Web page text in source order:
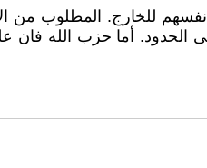
للخارج. المطلوب من
الحدود. أما حزب الله